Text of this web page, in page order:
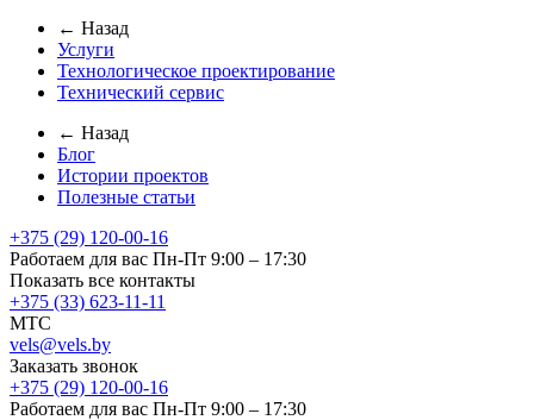
← Назад
Услуги
Технологическое проектирование
Технический сервис
← Назад
Блог
Истории проектов
Полезные статьи
+375 (29) 120-00-16
Работаем для вас Пн-Пт 9:00 – 17:30
Показать все контакты
+375 (33) 623-11-11
MTC
vels@vels.by
Заказать звонок
+375 (29) 120-00-16
Работаем для вас Пн-Пт 9:00 – 17:30